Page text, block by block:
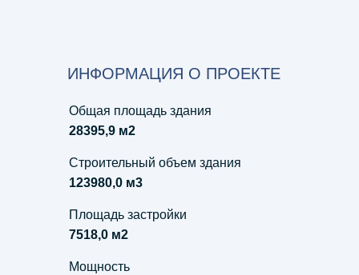
ИНФОРМАЦИЯ О ПРОЕКТЕ
Мощность
Площадь застройки
7518,0 м2
Строительный объем здания
123980,0 м3
28395,9 м2
Общая площадь здания